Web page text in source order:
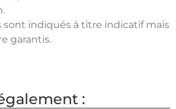
sont indiqués à titre indicatif mais
garantis.
: